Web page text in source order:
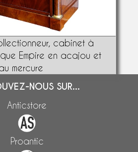
cabinet à
Empire en acajou et
mercure
NOUS SUR...
Anticstore
Proantic